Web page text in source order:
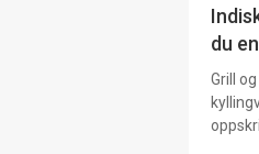
du
Grill